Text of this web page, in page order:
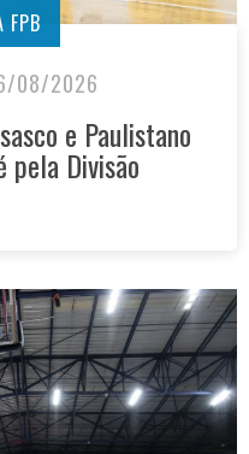
FPB
08/2026
e Paulistano
pela Divisão